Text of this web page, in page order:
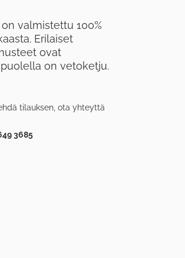
valmistettu 100%
Erilaiset
ovat
on vetoketju.
tilauksen, ota yhteyttä
3685